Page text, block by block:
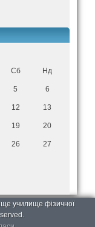
Сб Нд
5 6
12 13
19 20
26 27
училище фізичної